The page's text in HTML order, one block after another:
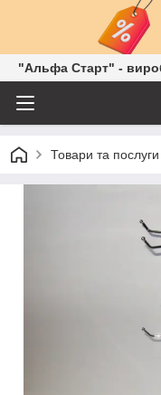
"Альфа Старт" -
Товари та послуги